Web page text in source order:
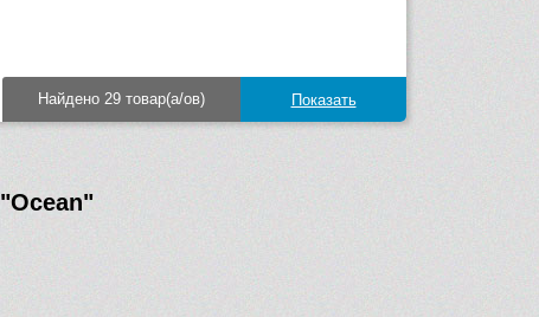
Найдено 29 товар(а/ов)
"Ocean"